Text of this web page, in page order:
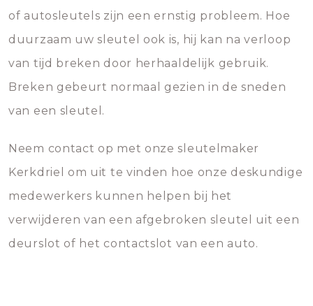
of autosleutels zijn een ernstig probleem. Hoe
duurzaam uw sleutel ook is, hij kan na verloop
van tijd breken door herhaaldelijk gebruik.
Breken gebeurt normaal gezien in de sneden
van een sleutel.
Neem contact op met onze sleutelmaker
Kerkdriel om uit te vinden hoe onze deskundige
medewerkers kunnen helpen bij het
verwijderen van een afgebroken sleutel uit een
deurslot of het contactslot van een auto.